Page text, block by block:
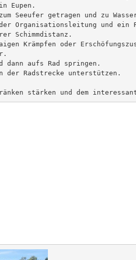
Eupen.
Seeufer getragen und zu
Organisationsleitung und ein
Schimmdistanz.
Krämpfen oder
dann aufs Rad springen.
der Radstrecke unterstützen.
stärken und dem